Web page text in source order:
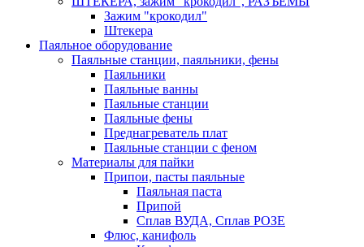
Зажим "крокодил"
Штекера
Паяльное оборудование
Паяльные станции, паяльники, фены
Паяльники
Паяльные ванны
Паяльные станции
Паяльные фены
Преднагреватель плат
Паяльные станции с феном
Материалы для пайки
Припои, пасты паяльные
Паяльная паста
Припой
Сплав ВУДА, Сплав РОЗЕ
Флюс, канифоль